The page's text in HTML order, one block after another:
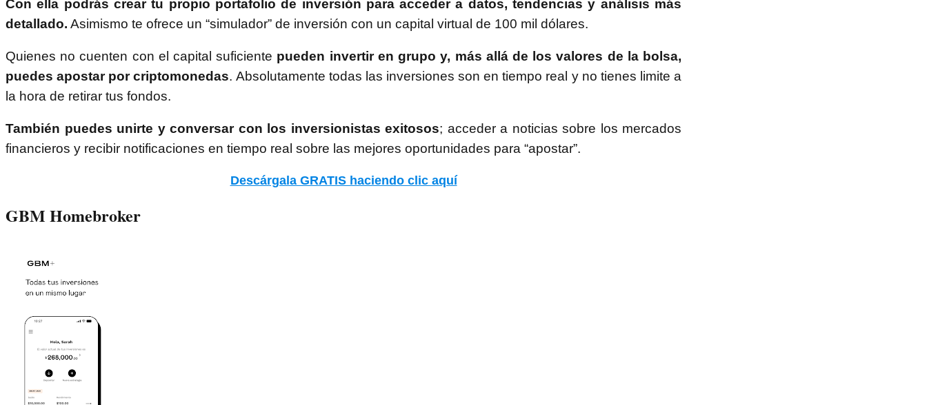
Con ella podrás crear tu propio portafolio de inversión para acceder a datos, tendencias y análisis más
detallado. Asimismo te ofrece un “simulador” de inversión con un capital virtual de 100 mil dólares.
Quienes no cuenten con el capital suficiente pueden invertir en grupo y, más allá de los valores de la bolsa,
puedes apostar por criptomonedas. Absolutamente todas las inversiones son en tiempo real y no tienes limite a
la hora de retirar tus fondos.
También puedes unirte y conversar con los inversionistas exitosos; acceder a noticias sobre los mercados
financieros y recibir notificaciones en tiempo real sobre las mejores oportunidades para “apostar”.
Descárgala GRATIS haciendo clic aquí
GBM Homebroker